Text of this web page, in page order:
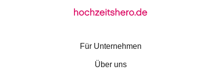
Für Unternehmen
Über uns